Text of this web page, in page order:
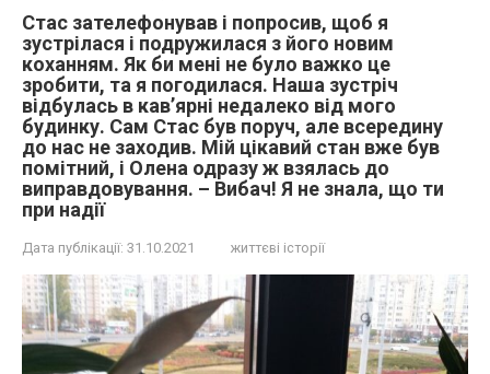
Стас зателефонував і попросив, щоб я
зустрілася і подружилася з його новим
коханням. Як би мені не було важко це
зробити, та я погодилася. Наша зустріч
відбулась в кав’ярні недалеко від мого
будинку. Сам Стас був поруч, але всередину
до нас не заходив. Мій цікавий стан вже був
помітний, і Олена одразу ж взялась до
виправдовування. – Вибач! Я не знала, що ти
при надії
Дата публікації: 31.10.2021 життєві історії